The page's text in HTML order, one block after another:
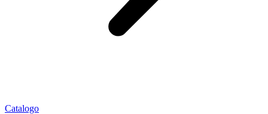
Catalogo